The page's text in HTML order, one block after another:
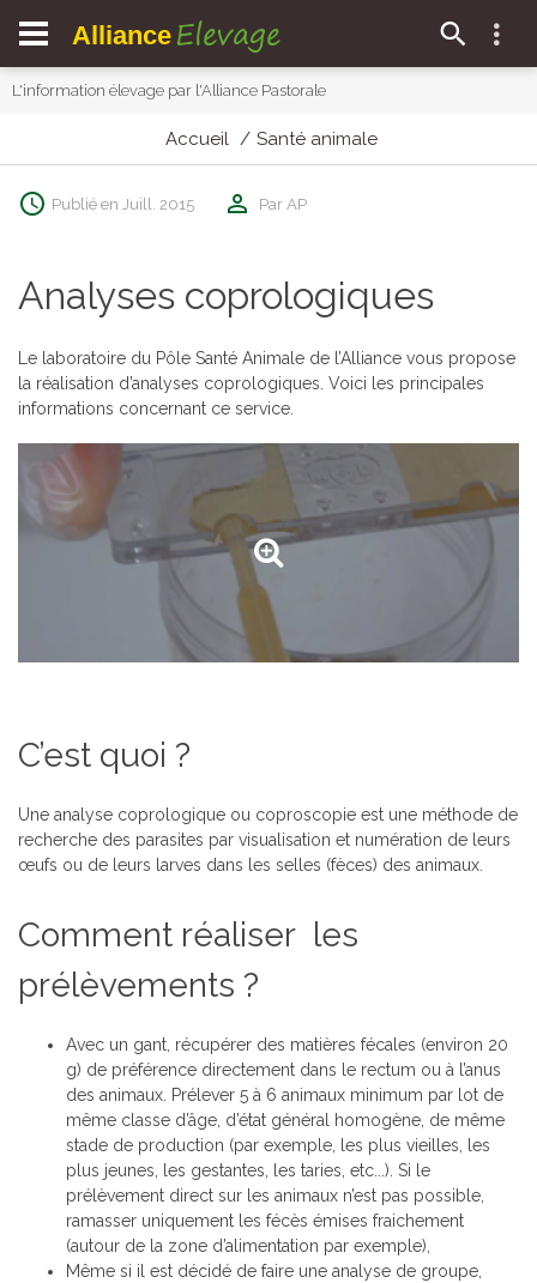
Alliance Elevage
L'information élevage par l'Alliance Pastorale
Accueil Santé animale
Publié en Juill. 2015 Par AP
Analyses coprologiques
Le laboratoire du Pôle Santé Animale de l’Alliance vous propose
la réalisation d’analyses coprologiques. Voici les principales
informations concernant ce service.
C’est quoi ?
Une analyse coprologique ou coproscopie est une méthode de
recherche des parasites par visualisation et numération de leurs
œufs ou de leurs larves dans les selles (fèces) des animaux.
Comment réaliser les
prélèvements ?
Avec un gant, récupérer des matières fécales (environ 20
g) de préférence directement dans le rectum ou à l’anus
des animaux. Prélever 5 à 6 animaux minimum par lot de
même classe d’âge, d’état général homogène, de même
stade de production (par exemple, les plus vieilles, les
plus jeunes, les gestantes, les taries, etc...). Si le
prélèvement direct sur les animaux n’est pas possible,
ramasser uniquement les fécès émises fraichement
(autour de la zone d’alimentation par exemple),
Même si il est décidé de faire une analyse de groupe,